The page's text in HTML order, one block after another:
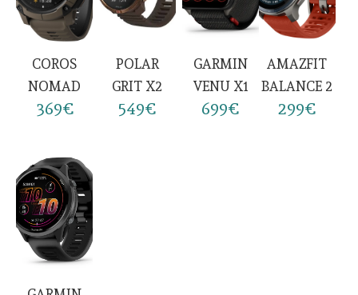
COROS
NOMAD
369€
POLAR
GRIT X2
549€
GARMIN
VENU X1
699€
AMAZFIT
BALANCE 2
299€